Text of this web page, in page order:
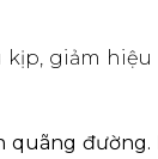
giảm hiệu
quãng